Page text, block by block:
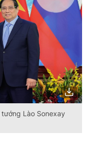
Lào Sonexay